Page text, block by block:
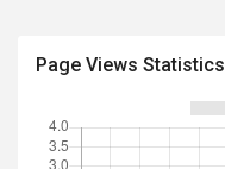
Page Views Statistics